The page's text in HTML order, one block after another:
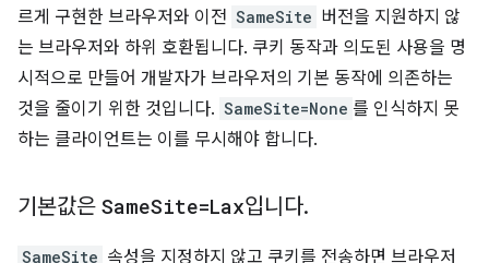
르게 구현한 브라우저와 이전 SameSite 버전을 지원하지 않
는 브라우저와 하위 호환됩니다. 쿠키 동작과 의도된 사용을 명
시적으로 만들어 개발자가 브라우저의 기본 동작에 의존하는
것을 줄이기 위한 것입니다. SameSite=None 를 인식하지 못
하는 클라이언트는 이를 무시해야 합니다.
기본값은 SameSite=Lax입니다.
SameSite 속성을 지정하지 않고 쿠키를 전송하면 브라우저